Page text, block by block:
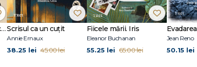
E mai ușor să mori decât să iubești (seria Cvartetul Otoman, vol.3)Scrisul ca un cuțit
Annie Ernaux
38.25 lei 45.00 lei
Fiicele mării. Iris
Eleanor Buchanan
55.25 lei 65.00 lei
Evadarea
Jean Reno
50.15 lei